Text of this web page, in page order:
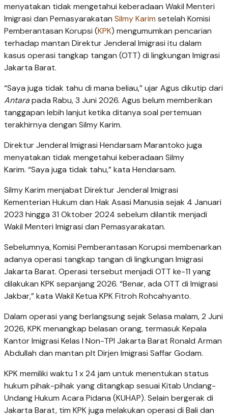
menyatakan tidak mengetahui keberadaan Wakil Menteri
Imigrasi dan Pemasyarakatan Silmy Karim setelah Komisi
Pemberantasan Korupsi (KPK) mengumumkan pencarian
terhadap mantan Direktur Jenderal Imigrasi itu dalam
kasus operasi tangkap tangan (OTT) di lingkungan Imigrasi
Jakarta Barat.
“Saya juga tidak tahu di mana beliau,” ujar Agus dikutip dari
Antarapada Rabu, 3 Juni 2026. Agus belum memberikan
tanggapan lebih lanjut ketika ditanya soal pertemuan
terakhirnya dengan Silmy Karim.
Direktur Jenderal Imigrasi Hendarsam Marantoko juga
menyatakan tidak mengetahui keberadaan Silmy
Karim. “Saya juga tidak tahu,” kata Hendarsam.
Silmy Karim menjabat Direktur Jenderal Imigrasi
Kementerian Hukum dan Hak Asasi Manusia sejak 4 Januari
2023 hingga 31 Oktober 2024 sebelum dilantik menjadi
Wakil Menteri Imigrasi dan Pemasyarakatan.
Sebelumnya, Komisi Pemberantasan Korupsi membenarkan
adanya operasi tangkap tangan di lingkungan Imigrasi
Jakarta Barat. Operasi tersebut menjadi OTT ke-11 yang
dilakukan KPK sepanjang 2026. “Benar, ada OTT di Imigrasi
Jakbar,” kata Wakil Ketua KPK Fitroh Rohcahyanto.
Dalam operasi yang berlangsung sejak Selasa malam, 2 Juni
2026, KPK menangkap belasan orang, termasuk Kepala
Kantor Imigrasi Kelas I Non-TPI Jakarta Barat Ronald Arman
Abdullah dan mantan plt Dirjen Imigrasi Saffar Godam.
KPK memiliki waktu 1 x 24 jam untuk menentukan status
hukum pihak-pihak yang ditangkap sesuai Kitab Undang-
Undang Hukum Acara Pidana (KUHAP). Selain bergerak di
Jakarta Barat, tim KPK juga melakukan operasi di Bali dan